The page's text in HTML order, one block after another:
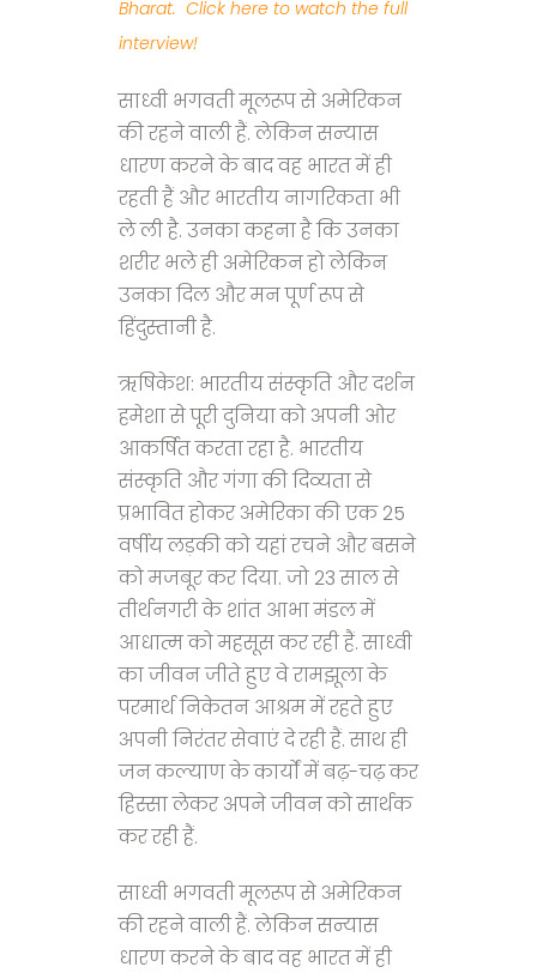
Bharat. Click here to watch the full
interview!
साध्वी भगवती मूलरूप से अमेरिकन
की रहने वाली हैं. लेकिन सन्यास
धारण करने के बाद वह भारत में ही
रहती हैं और भारतीय नागरिकता भी
ले ली है. उनका कहना है कि उनका
शरीर भले ही अमेरिकन हो लेकिन
उनका दिल और मन पूर्ण रूप से
हिंदुस्तानी है.
ऋषिकेश: भारतीय संस्कृति और दर्शन
हमेशा से पूरी दुनिया को अपनी ओर
आकर्षित करता रहा है. भारतीय
संस्कृति और गंगा की दिव्यता से
प्रभावित होकर अमेरिका की एक 25
वर्षीय लड़की को यहां रचने और बसने
को मजबूर कर दिया. जो 23 साल से
तीर्थनगरी के शांत आभा मंडल में
आधात्म को महसूस कर रही हैं. साध्वी
का जीवन जीते हुए वे रामझूला के
परमार्थ निकेतन आश्रम में रहते हुए
अपनी निरंतर सेवाएं दे रही हैं. साथ ही
जन कल्याण के कार्यों में बढ़-चढ़ कर
हिस्सा लेकर अपने जीवन को सार्थक
कर रही हैं.
साध्वी भगवती मूलरूप से अमेरिकन
की रहने वाली हैं. लेकिन सन्यास
धारण करने के बाद वह भारत में ही